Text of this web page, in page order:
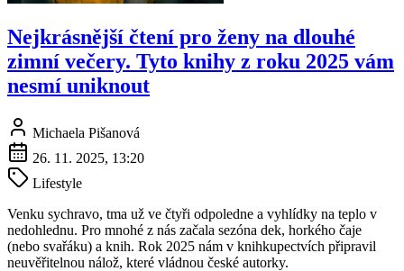
Nejkrásnější čtení pro ženy na dlouhé
zimní večery. Tyto knihy z roku 2025 vám
nesmí uniknout
Michaela Pišanová
26. 11. 2025, 13:20
Lifestyle
Venku sychravo, tma už ve čtyři odpoledne a vyhlídky na teplo v
nedohlednu. Pro mnohé z nás začala sezóna dek, horkého čaje
(nebo svařáku) a knih. Rok 2025 nám v knihkupectvích připravil
neuvěřitelnou nálož, které vládnou české autorky.